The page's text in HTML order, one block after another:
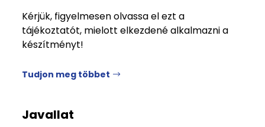
Kérjük, figyelmesen olvassa el ezt a
tájékoztatót, mielott elkezdené alkalmazni a
készítményt!
Tudjon meg többet
Javallat